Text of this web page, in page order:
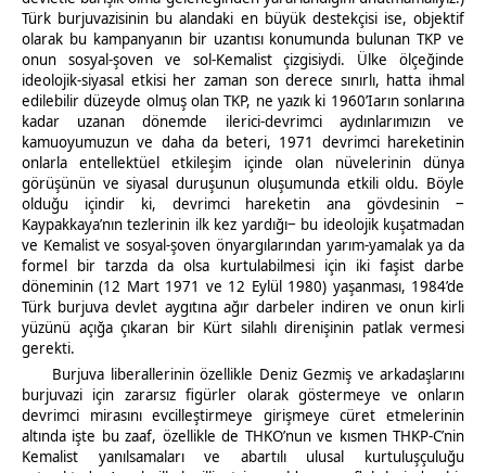
Türk burjuvazisinin bu alandaki en büyük destekçisi ise, objektif
olarak bu kampanyanın bir uzantısı konumunda bulunan TKP ve
onun sosyal-şoven ve sol-Kemalist çizgisiydi. Ülke ölçeğinde
ideolojik-siyasal etkisi her zaman son derece sınırlı, hatta ihmal
edilebilir düzeyde olmuş olan TKP, ne yazık ki 1960’Iarın sonlarına
kadar uzanan dönemde ilerici-devrimci aydınlarımızın ve
kamuoyumuzun ve daha da beteri, 1971 devrimci hareketinin
onlarla entellektüel etkileşim içinde olan nüvelerinin dünya
görüşünün ve siyasal duruşunun oluşumunda etkili oldu. Böyle
olduğu içindir ki, devrimci hareketin ana gövdesinin ‒
Kaypakkaya’nın tezlerinin ilk kez yardığı‒ bu ideolojik kuşatmadan
ve Kemalist ve sosyal-şoven önyargılarından yarım-yamalak ya da
formel bir tarzda da olsa kurtulabilmesi için iki faşist darbe
döneminin (12 Mart 1971 ve 12 Eylül 1980) yaşanması, 1984’de
Türk burjuva devlet aygıtına ağır darbeler indiren ve onun kirli
yüzünü açığa çıkaran bir Kürt silahlı direnişinin patlak vermesi
gerekti.
Burjuva liberallerinin özellikle Deniz Gezmiş ve arkadaşlarını
burjuvazi için zararsız figürler olarak göstermeye ve onların
devrimci mirasını evcilleştirmeye girişmeye cüret etmelerinin
altında işte bu zaaf, özellikle de THKO’nun ve kısmen THKP-C’nin
Kemalist yanılsamaları ve abartılı ulusal kurtuluşçuluğu